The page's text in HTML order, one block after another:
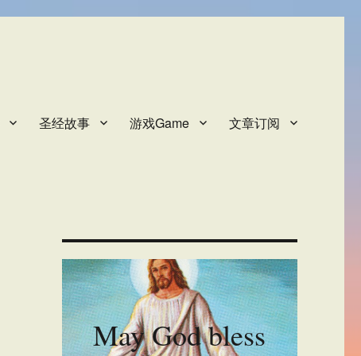
圣经故事 游戏Game 文章订阅
May God bless